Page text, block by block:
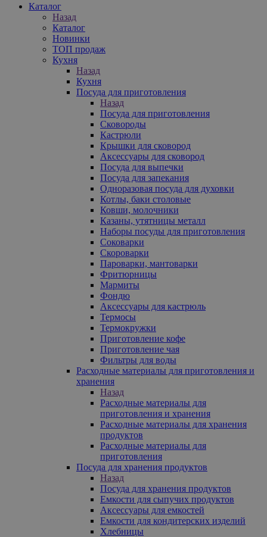
Каталог
Назад
Каталог
Новинки
ТОП продаж
Кухня
Назад
Кухня
Посуда для приготовления
Назад
Посуда для приготовления
Сковороды
Кастрюли
Крышки для сковород
Аксессуары для сковород
Посуда для выпечки
Посуда для запекания
Одноразовая посуда для духовки
Котлы, баки столовые
Ковши, молочники
Казаны, утятницы металл
Наборы посуды для приготовления
Соковарки
Скороварки
Пароварки, мантоварки
Фритюрницы
Мармиты
Фондю
Аксессуары для кастрюль
Термосы
Термокружки
Приготовление кофе
Приготовление чая
Фильтры для воды
Расходные материалы для приготовления и
хранения
Назад
Расходные материалы для
приготовления и хранения
Расходные материалы для хранения
продуктов
Расходные материалы для
приготовления
Посуда для хранения продуктов
Назад
Посуда для хранения продуктов
Емкости для сыпучих продуктов
Аксессуары для емкостей
Емкости для кондитерских изделий
Хлебницы